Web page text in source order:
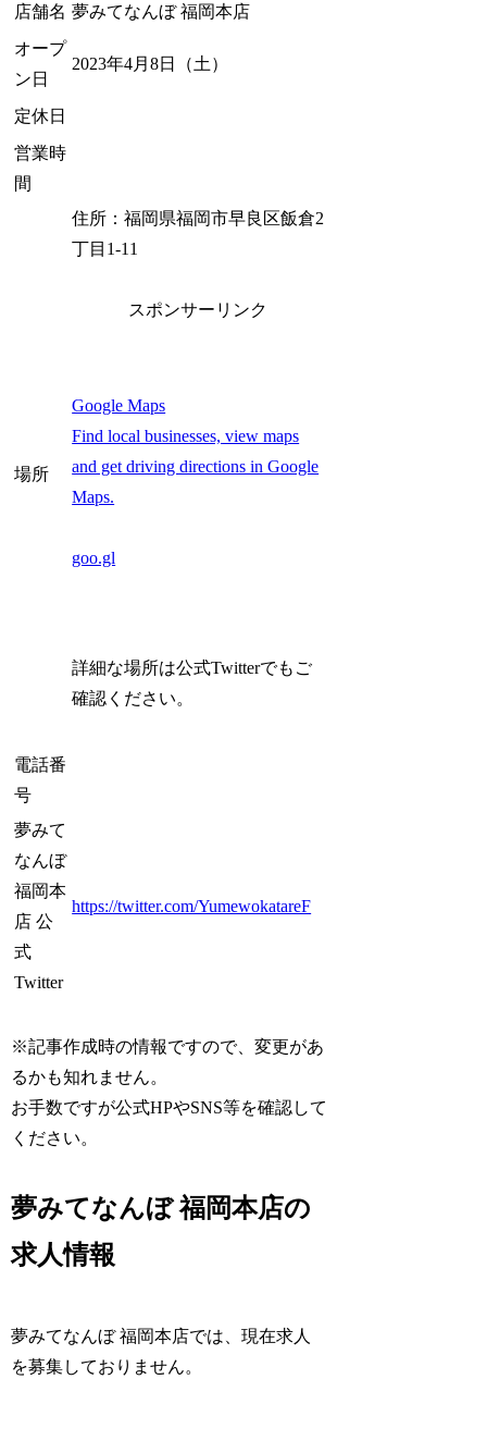
店舗名 夢みてなんぼ 福岡本店
オープ
ン日
2023年4月8日（土）
定休日
営業時
間
場所
住所：福岡県福岡市早良区飯倉2
丁目1-11
スポンサーリンク
Google Maps
Find local businesses, view maps
and get driving directions in Google
Maps.
goo.gl
詳細な場所は公式Twitterでもご
確認ください。
電話番
号
夢みて
なんぼ
福岡本
店 公
式
Twitter
https://twitter.com/YumewokatareF
※記事作成時の情報ですので、変更があ
るかも知れません。
お手数ですが公式HPやSNS等を確認して
ください。
夢みてなんぼ 福岡本店の
求人情報
夢みてなんぼ 福岡本店では、現在求人
を募集しておりません。